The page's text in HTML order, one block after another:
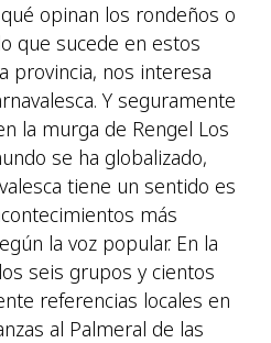
opinan los rondeños o
que sucede en estos
provincia, nos interesa
Y seguramente
la murga de Rengel Los
se ha globalizado,
tiene un sentido es
más
la voz popular. En la
seis grupos y cientos
referencias locales en
al Palmeral de las